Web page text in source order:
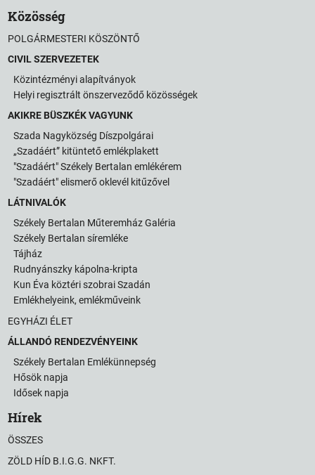
Közösség
POLGÁRMESTERI KÖSZÖNTŐ
CIVIL SZERVEZETEK
Közintézményi alapítványok
Helyi regisztrált önszerveződő közösségek
AKIKRE BÜSZKÉK VAGYUNK
Szada Nagyközség Díszpolgárai
„Szadáért” kitüntető emlékplakett
"Szadáért" Székely Bertalan emlékérem
"Szadáért" elismerő oklevél kitűzővel
LÁTNIVALÓK
Székely Bertalan Műteremház Galéria
Székely Bertalan síremléke
Tájház
Rudnyánszky kápolna-kripta
Kun Éva köztéri szobrai Szadán
Emlékhelyeink, emlékműveink
EGYHÁZI ÉLET
ÁLLANDÓ RENDEZVÉNYEINK
Székely Bertalan Emlékünnepség
Hősök napja
Idősek napja
Hírek
ÖSSZES
ZÖLD HÍD B.I.G.G. NKFT.